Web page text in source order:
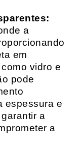
a
em
vidro e
pode
espessura e
a
a